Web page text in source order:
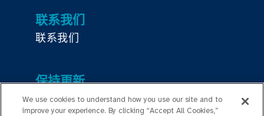
联系我们
联系我们
保持更新
编辑部
We use cookies to understand how you use our site and to
improve your experience. By clicking “Accept All Cookies,”